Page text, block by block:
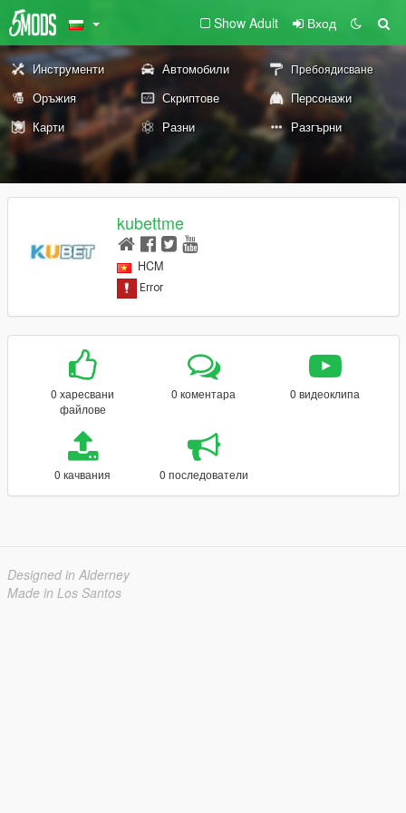
Show Adult Вход
Инструменти Автомобили Пребоядисване
Оръжия Скриптове
Персонажи
Карти
Разни Разгърни
kubettme
HCM
0 харесвани
файлове
0 коментара 0 видеоклипа
0 качвания 0 последователи
Designed in Alderney
Made in Los Santos